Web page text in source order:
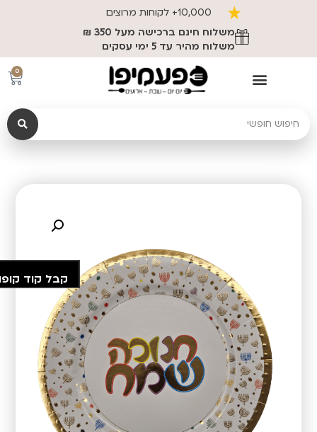
10,000+ לקוחות מרוצים
משלוח חינם ברכישה מעל 350 ₪
משלוח מהיר עד 5 ימי עסקים
0
קבל קוד